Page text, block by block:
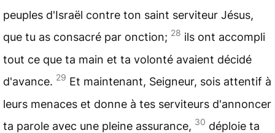
peuples d'Israël contre ton saint serviteur Jésus,
que tu as consacré par onction; 28 ils ont accompli
tout ce que ta main et ta volonté avaient décidé
d'avance. 29 Et maintenant, Seigneur, sois attentif à
leurs menaces et donne à tes serviteurs d'annoncer
ta parole avec une pleine assurance, 30 déploie ta